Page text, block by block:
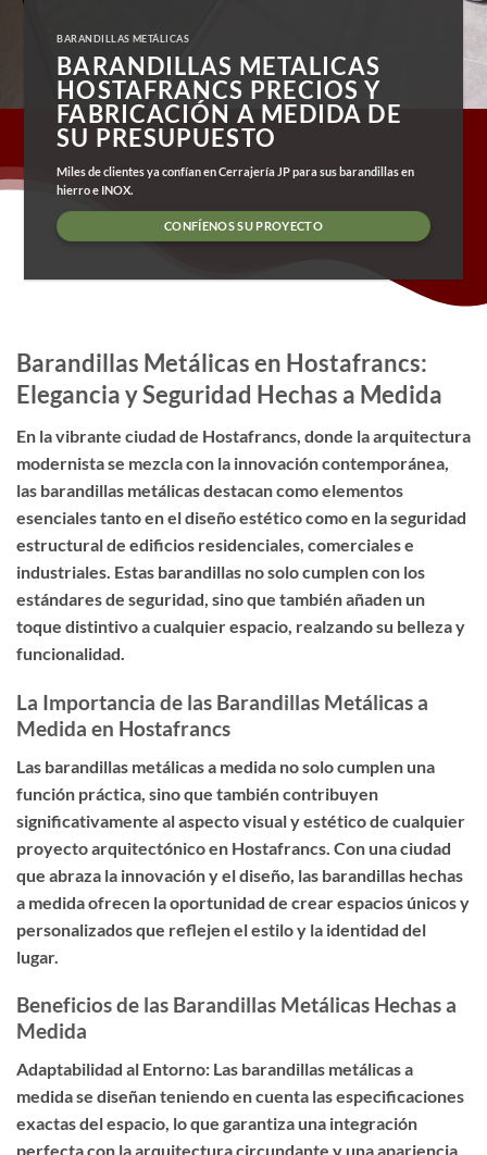
BARANDILLAS METÁLICAS
BARANDILLAS METALICAS
HOSTAFRANCS PRECIOS Y
FABRICACIÓN A MEDIDA DE
SU PRESUPUESTO
Miles de clientes ya confían en Cerrajería JP para sus barandillas en
hierro e INOX.
CONFÍENOS SU PROYECTO
Barandillas Metálicas en Hostafrancs:
Elegancia y Seguridad Hechas a Medida
En la vibrante ciudad de Hostafrancs, donde la arquitectura
modernista se mezcla con la innovación contemporánea,
las barandillas metálicas destacan como elementos
esenciales tanto en el diseño estético como en la seguridad
estructural de edificios residenciales, comerciales e
industriales. Estas barandillas no solo cumplen con los
estándares de seguridad, sino que también añaden un
toque distintivo a cualquier espacio, realzando su belleza y
funcionalidad.
La Importancia de las Barandillas Metálicas a
Medida en Hostafrancs
Las barandillas metálicas a medida no solo cumplen una
función práctica, sino que también contribuyen
significativamente al aspecto visual y estético de cualquier
proyecto arquitectónico en Hostafrancs. Con una ciudad
que abraza la innovación y el diseño, las barandillas hechas
a medida ofrecen la oportunidad de crear espacios únicos y
personalizados que reflejen el estilo y la identidad del
lugar.
Beneficios de las Barandillas Metálicas Hechas a
Medida
Adaptabilidad al Entorno: Las barandillas metálicas a
medida se diseñan teniendo en cuenta las especificaciones
exactas del espacio, lo que garantiza una integración
perfecta con la arquitectura circundante y una apariencia